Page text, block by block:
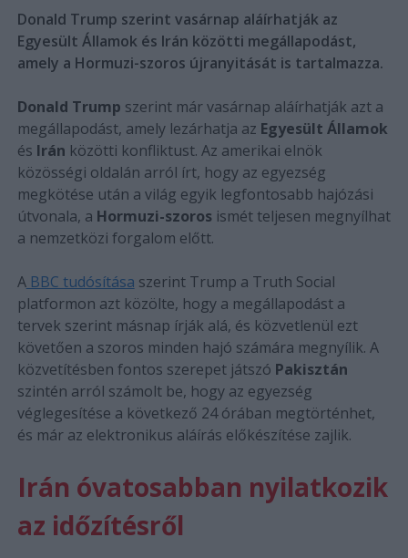
Donald Trump szerint vasárnap aláírhatják az
Egyesült Államok és Irán közötti megállapodást,
amely a Hormuzi-szoros újranyitását is tartalmazza.
Donald Trump szerint már vasárnap aláírhatják azt a
megállapodást, amely lezárhatja az Egyesült Államok
és Irán közötti konfliktust. Az amerikai elnök
közösségi oldalán arról írt, hogy az egyezség
megkötése után a világ egyik legfontosabb hajózási
útvonala, a Hormuzi-szorosismét teljesen megnyílhat
a nemzetközi forgalom előtt.
ABBC tudósítása szerint Trump a Truth Social
platformon azt közölte, hogy a megállapodást a
tervek szerint másnap írják alá, és közvetlenül ezt
követően a szoros minden hajó számára megnyílik. A
közvetítésben fontos szerepet játszó Pakisztán
szintén arról számolt be, hogy az egyezség
véglegesítése a következő 24 órában megtörténhet,
és már az elektronikus aláírás előkészítése zajlik.
Irán óvatosabban nyilatkozik
az időzítésről